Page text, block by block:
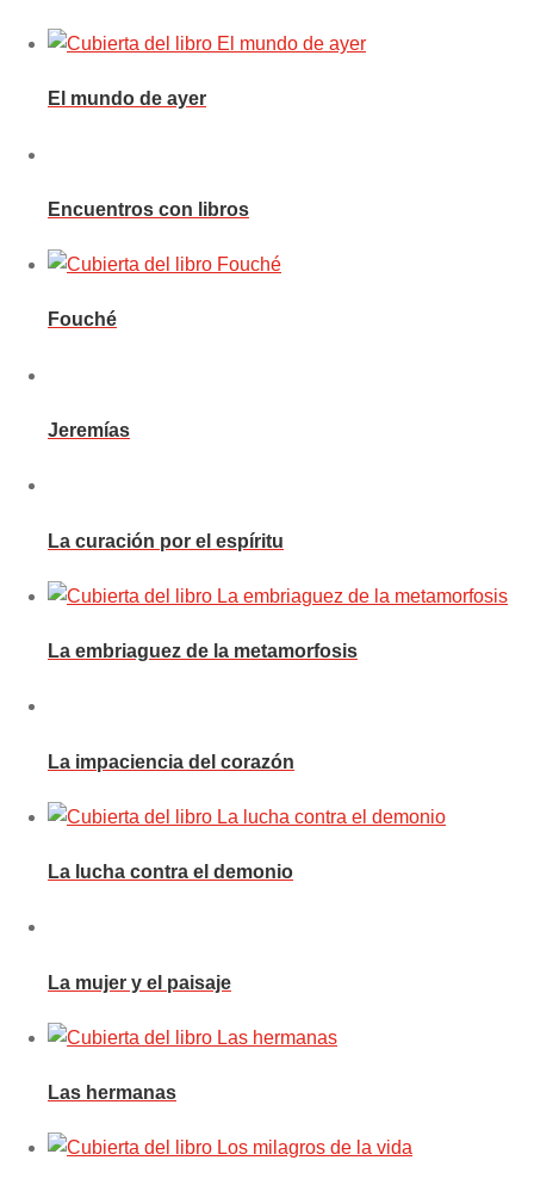
El mundo de ayer
Encuentros con libros
Fouché
Jeremías
La curación por el espíritu
La embriaguez de la metamorfosis
La impaciencia del corazón
La lucha contra el demonio
La mujer y el paisaje
Las hermanas